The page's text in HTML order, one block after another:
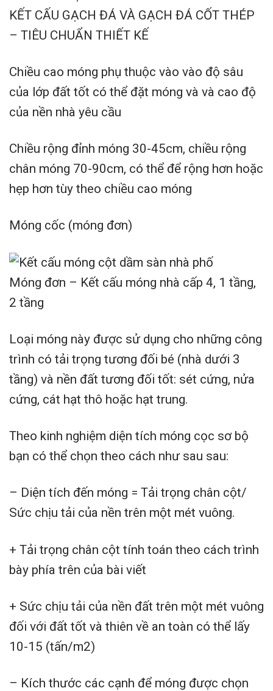
KẾT CẤU GẠCH ĐÁ VÀ GẠCH ĐÁ CỐT THÉP
– TIÊU CHUẨN THIẾT KẾ
Chiều cao móng phụ thuộc vào vào độ sâu
của lớp đất tốt có thể đặt móng và và cao độ
của nền nhà yêu cầu
Chiều rộng đỉnh móng 30-45cm, chiều rộng
chân móng 70-90cm, có thể để rộng hơn hoặc
hẹp hơn tùy theo chiều cao móng
Móng cốc (móng đơn)
Móng đơn – Kết cấu móng nhà cấp 4, 1 tầng,
2 tầng
Loại móng này được sử dụng cho những công
trình có tải trọng tương đối bé (nhà dưới 3
tầng) và nền đất tương đối tốt: sét cứng, nửa
cứng, cát hạt thô hoặc hạt trung.
Theo kinh nghiệm diện tích móng cọc sơ bộ
bạn có thể chọn theo cách như sau sau:
– Diện tích đến móng = Tải trọng chân cột/
Sức chịu tải của nền trên một mét vuông.
+ Tải trọng chân cột tính toán theo cách trình
bày phía trên của bài viết
+ Sức chịu tải của nền đất trên một mét vuông
đối với đất tốt và thiên về an toàn có thể lấy
10-15 (tấn/m2)
– Kích thước các cạnh để móng được chọn